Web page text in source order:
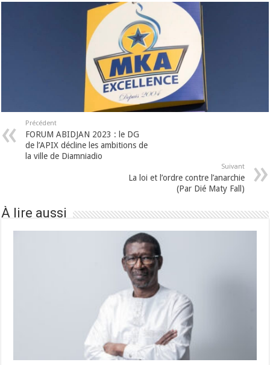
Précédent
FORUM ABIDJAN 2023 : le DG
de l’APIX décline les ambitions de
la ville de Diamniadio
Suivant
La loi et l’ordre contre l’anarchie
(Par Dié Maty Fall)
À lire aussi